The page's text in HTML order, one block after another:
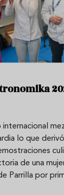
lo que
de una
Parrilla por